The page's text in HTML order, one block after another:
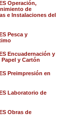
Operación,
de
e Instalaciones del
Pesca y
Encuadernación y
y Cartón
Preimpresión en
Laboratorio de
Obras de